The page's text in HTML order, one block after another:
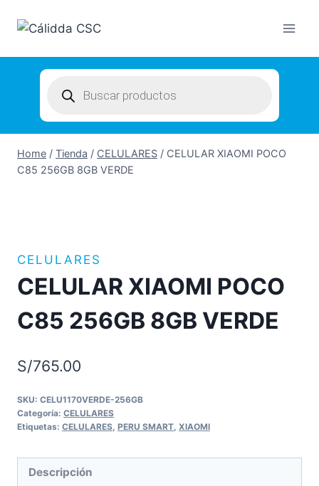
search
Home / Tienda / CELULARES / CELULAR XIAOMI POCO
C85 256GB 8GB VERDE
CELULARES
CELULAR XIAOMI POCO
C85 256GB 8GB VERDE
S/765.00
SKU: CELU1170VERDE-256GB
Categoría: CELULARES
Etiquetas: CELULARES PERU SMART XIAOMI
Descripción